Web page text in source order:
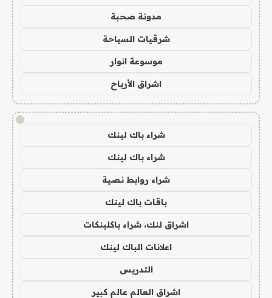
مدونة صحبة
شرقيات السياحة
موسوعة انوار
اشراق الأرباح
!
شراء باك لينك
شراء باك لينك
شراء روابط نصية
باقات باك لينك
اشراق لنك، شراء باكلينكات
اعلانات الباك لينك
التدريس
اشراق العالم عالم كبير